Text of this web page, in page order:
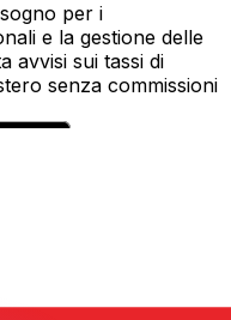
per i
e la gestione delle
avvisi sui tassi di
senza commissioni